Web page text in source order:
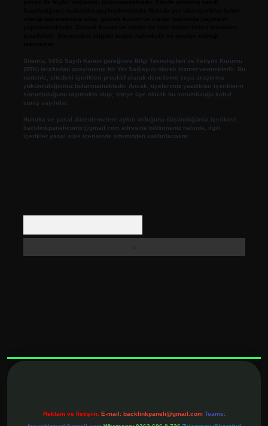
Sitemiz, 5651 Sayılı Kanun gereğince Bilgi Teknolojileri ve İletişim Kurumu
(BTK) tarafından onaylanmış bir Yer Sağlayıcı olarak hizmet vermektedir. Bu
nedenle, sitedeki içerikleri proaktif olarak denetleme veya araştırma
yükümlülüğümüz bulunmamaktadır. Ancak, üyelerimiz yazdıkları içeriklerin
sorumluluğunu taşımakta olup, siteye üye olarak bu sorumluluğu kabul
etmiş sayılırlar.
Hukuka ve yasal düzenlemelere aykırı olduğunu düşündüğünüz içerikleri,
backlinkpanelicomtr@gmail.com adresine bildirmeniz halinde, ilgili
içerikler yasal süre içerisinde sitemizden kaldırılacaktır.
Reklam ve İletişim: E-mail: backlinkpaneli@gmail.com Teams: